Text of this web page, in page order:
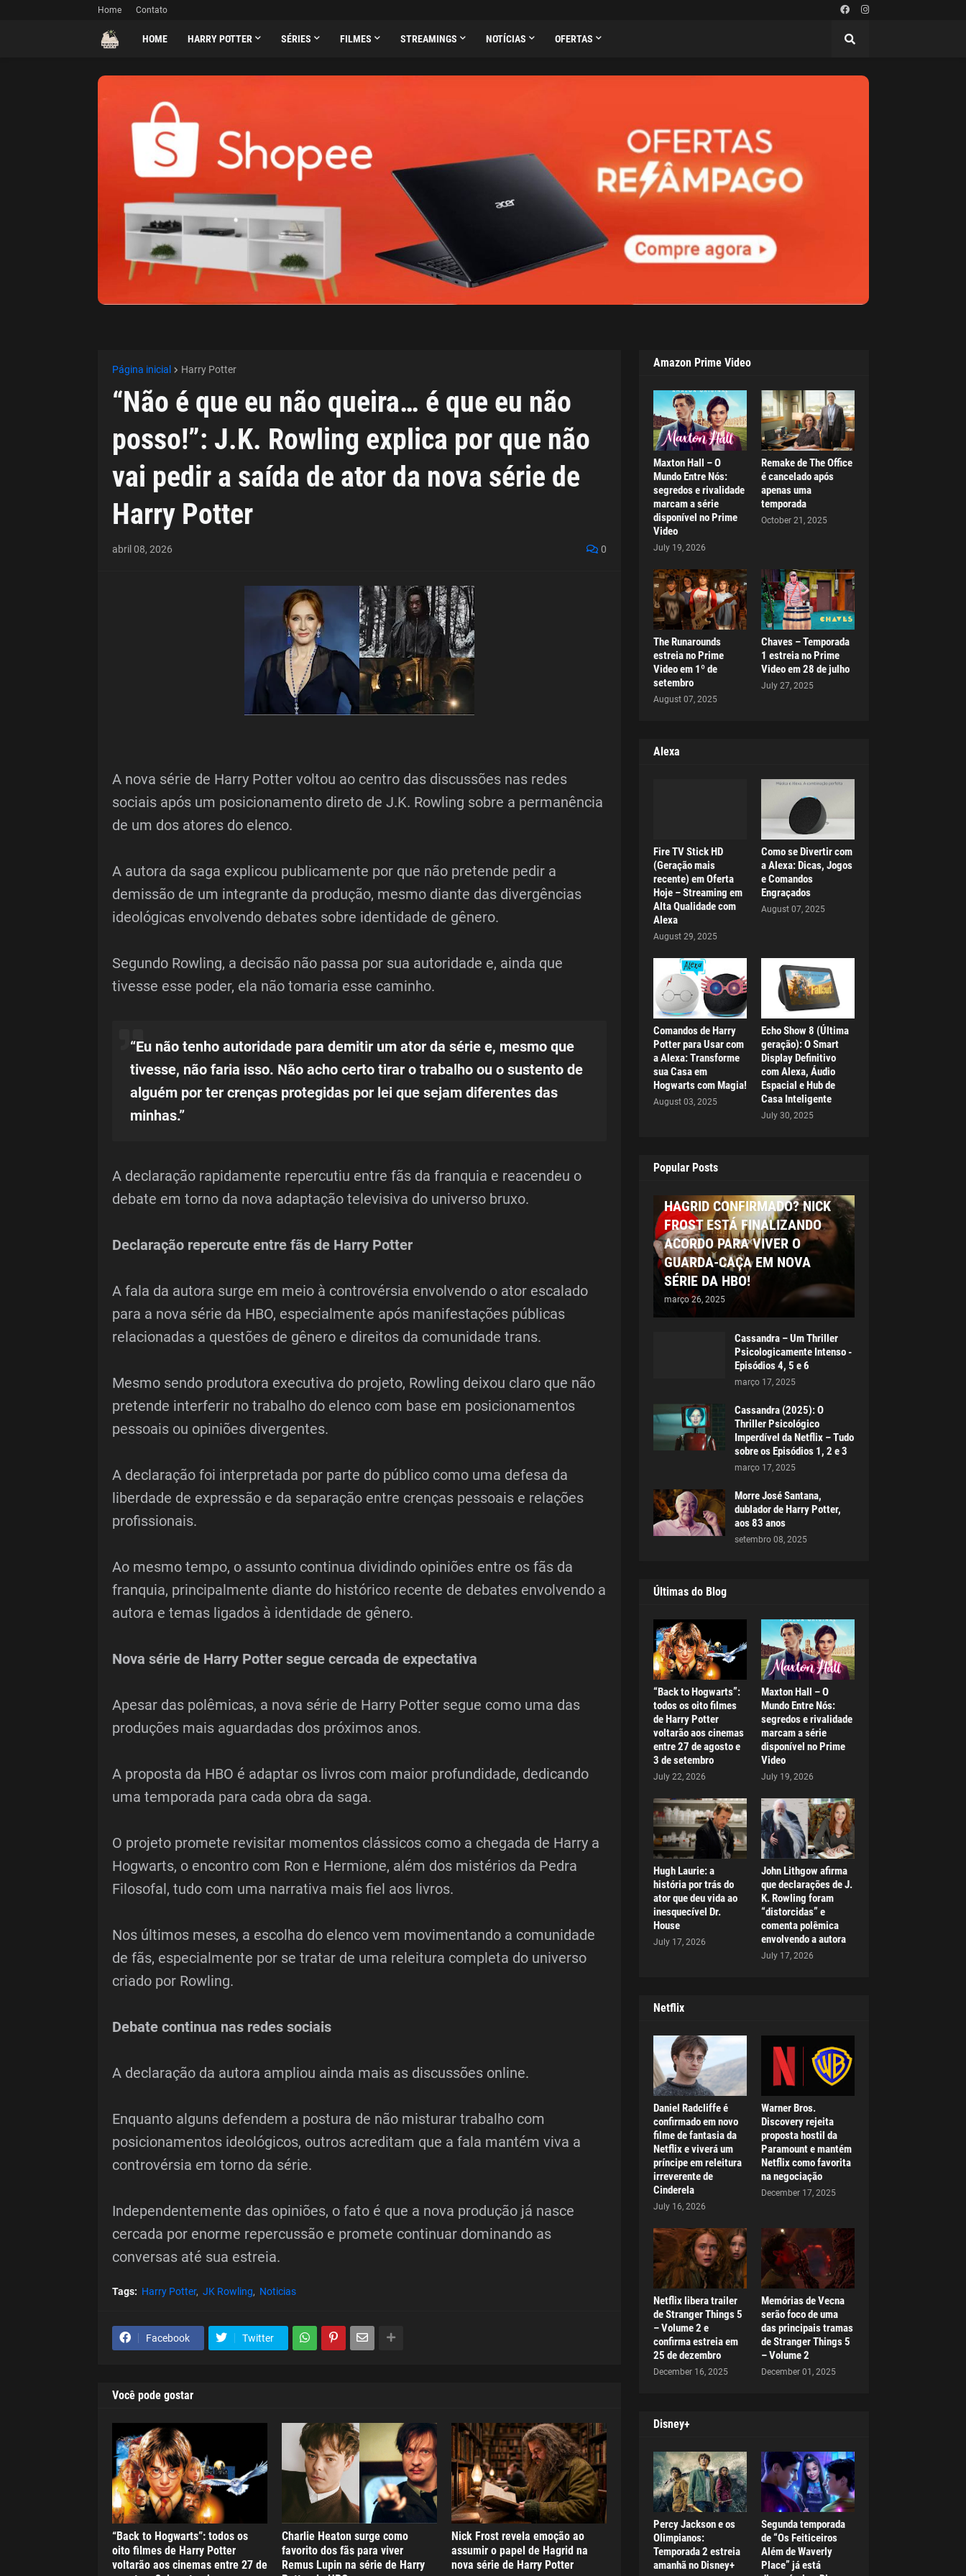
Home Contato
HOME HARRY POTTER SÉRIES FILMES STREAMINGS NOTÍCIAS OFERTAS
Página inicial Harry Potter
“Não é que eu não queira… é que eu não
posso!”: J.K. Rowling explica por que não
vai pedir a saída de ator da nova série de
Harry Potter
abril 08, 2026 0
A nova série de Harry Potter voltou ao centro das discussões nas redes
sociais após um posicionamento direto de J.K. Rowling sobre a permanência
de um dos atores do elenco.
A autora da saga explicou publicamente por que não pretende pedir a
demissão de um integrante da produção, mesmo diante das divergências
ideológicas envolvendo debates sobre identidade de gênero.
Segundo Rowling, a decisão não passa por sua autoridade e, ainda que
tivesse esse poder, ela não tomaria esse caminho.
“Eu não tenho autoridade para demitir um ator da série e, mesmo que
tivesse, não faria isso. Não acho certo tirar o trabalho ou o sustento de
alguém por ter crenças protegidas por lei que sejam diferentes das
minhas.”
A declaração rapidamente repercutiu entre fãs da franquia e reacendeu o
debate em torno da nova adaptação televisiva do universo bruxo.
Declaração repercute entre fãs de Harry Potter
A fala da autora surge em meio à controvérsia envolvendo o ator escalado
para a nova série da HBO, especialmente após manifestações públicas
relacionadas a questões de gênero e direitos da comunidade trans.
Mesmo sendo produtora executiva do projeto, Rowling deixou claro que não
pretende interferir no trabalho do elenco com base em posicionamentos
pessoais ou opiniões divergentes.
A declaração foi interpretada por parte do público como uma defesa da
liberdade de expressão e da separação entre crenças pessoais e relações
profissionais.
Ao mesmo tempo, o assunto continua dividindo opiniões entre os fãs da
franquia, principalmente diante do histórico recente de debates envolvendo a
autora e temas ligados à identidade de gênero.
Nova série de Harry Potter segue cercada de expectativa
Apesar das polêmicas, a nova série de Harry Potter segue como uma das
produções mais aguardadas dos próximos anos.
A proposta da HBO é adaptar os livros com maior profundidade, dedicando
uma temporada para cada obra da saga.
O projeto promete revisitar momentos clássicos como a chegada de Harry a
Hogwarts, o encontro com Ron e Hermione, além dos mistérios da Pedra
Filosofal, tudo com uma narrativa mais fiel aos livros.
Nos últimos meses, a escolha do elenco vem movimentando a comunidade
de fãs, especialmente por se tratar de uma releitura completa do universo
criado por Rowling.
Debate continua nas redes sociais
A declaração da autora ampliou ainda mais as discussões online.
Enquanto alguns defendem a postura de não misturar trabalho com
posicionamentos ideológicos, outros acreditam que a fala mantém viva a
controvérsia em torno da série.
Independentemente das opiniões, o fato é que a nova produção já nasce
cercada por enorme repercussão e promete continuar dominando as
conversas até sua estreia.
Tags: Harry Potter JK Rowling Noticias
Facebook Twitter
Você pode gostar
“Back to Hogwarts”: todos os
oito filmes de Harry Potter
voltarão aos cinemas entre 27 de
Charlie Heaton surge como
favorito dos fãs para viver
Remus Lupin na série de Harry
Nick Frost revela emoção ao
assumir o papel de Hagrid na
nova série de Harry Potter
Amazon Prime Video
Maxton Hall – O
Mundo Entre Nós:
segredos e rivalidade
marcam a série
disponível no Prime
Video
July 19, 2026
Remake de The Office
é cancelado após
apenas uma
temporada
October 21, 2025
The Runarounds
estreia no Prime
Video em 1º de
setembro
August 07, 2025
Chaves – Temporada
1 estreia no Prime
Video em 28 de julho
July 27, 2025
Alexa
Fire TV Stick HD
(Geração mais
recente) em Oferta
Hoje – Streaming em
Alta Qualidade com
Alexa
August 29, 2025
Como se Divertir com
a Alexa: Dicas, Jogos
e Comandos
Engraçados
August 07, 2025
Comandos de Harry
Potter para Usar com
a Alexa: Transforme
sua Casa em
Hogwarts com Magia!
August 03, 2025
Echo Show 8 (Última
geração): O Smart
Display Definitivo
com Alexa, Áudio
Espacial e Hub de
Casa Inteligente
July 30, 2025
Popular Posts
HAGRID CONFIRMADO? NICK
FROST ESTÁ FINALIZANDO
ACORDO PARA VIVER O
GUARDA-CAÇA EM NOVA
SÉRIE DA HBO!
março 26, 2025
Cassandra – Um Thriller
Psicologicamente Intenso -
Episódios 4, 5 e 6
março 17, 2025
Cassandra (2025): O
Thriller Psicológico
Imperdível da Netflix – Tudo
sobre os Episódios 1, 2 e 3
março 17, 2025
Morre José Santana,
dublador de Harry Potter,
aos 83 anos
setembro 08, 2025
Últimas do Blog
“Back to Hogwarts”:
todos os oito filmes
de Harry Potter
voltarão aos cinemas
entre 27 de agosto e
3 de setembro
July 22, 2026
Maxton Hall – O
Mundo Entre Nós:
segredos e rivalidade
marcam a série
disponível no Prime
Video
July 19, 2026
Hugh Laurie: a
história por trás do
ator que deu vida ao
inesquecível Dr.
House
July 17, 2026
John Lithgow afirma
que declarações de J.
K. Rowling foram
“distorcidas” e
comenta polêmica
envolvendo a autora
July 17, 2026
Netflix
Daniel Radcliffe é
confirmado em novo
filme de fantasia da
Netflix e viverá um
príncipe em releitura
irreverente de
Cinderela
July 16, 2026
Warner Bros.
Discovery rejeita
proposta hostil da
Paramount e mantém
Netflix como favorita
na negociação
December 17, 2025
Netflix libera trailer
de Stranger Things 5
– Volume 2 e
confirma estreia em
25 de dezembro
December 16, 2025
Memórias de Vecna
serão foco de uma
das principais tramas
de Stranger Things 5
– Volume 2
December 01, 2025
Disney+
Percy Jackson e os
Olimpianos:
Temporada 2 estreia
amanhã no Disney+
Segunda temporada
de “Os Feiticeiros
Além de Waverly
Place” já está